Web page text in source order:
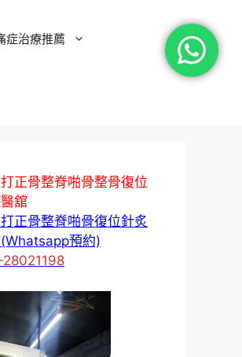
症治療推薦
正骨整脊啪骨整骨復位
舘
正骨整脊啪骨復位針炙
預約)